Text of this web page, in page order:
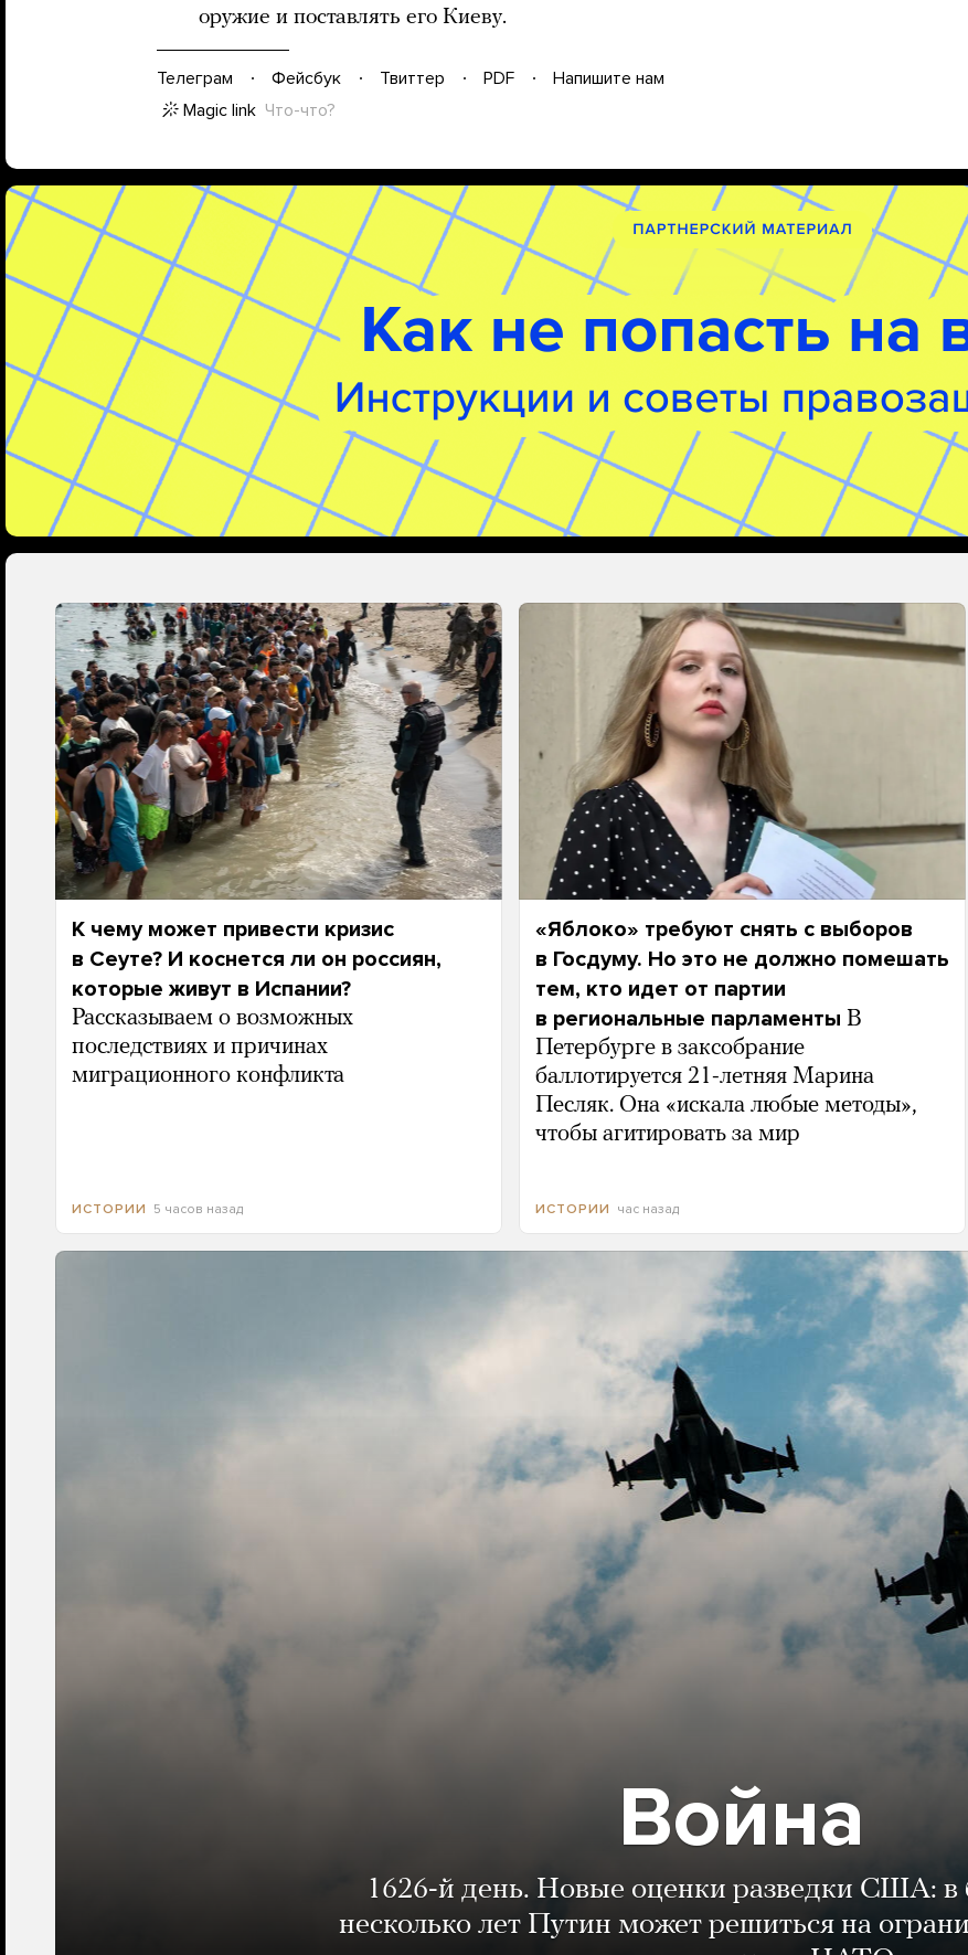
оружие и поставлять его Киеву.
Телеграм Фейсбук Твиттер PDF
Напишите нам
Magic link Что-что?
К чему может привести кризис
в Сеуте? И коснется ли он россиян,
которые живут в Испании?
Рассказываем о возможных
последствиях и причинах
миграционного конфликта
ИСТОРИИ 5 часов назад
«Яблоко» требуют снять с выборов
в Госдуму. Но это не должно помешать
тем, кто идет от партии
в региональные парламенты В
Петербурге в заксобрание
баллотируется 21-летняя Марина
Песляк. Она «искала любые методы»,
чтобы агитировать за мир
ИСТОРИИ час назад
Война
1626-й день. Новые оценки разведки США:
несколько лет Путин может решиться на